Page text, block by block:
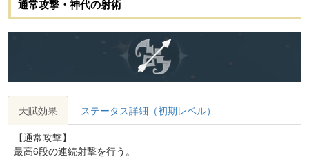
通常攻撃・神代の射術
天賦効果
ステータス詳細（初期レベル）
【通常攻撃】
最高6段の連続射撃を行う。